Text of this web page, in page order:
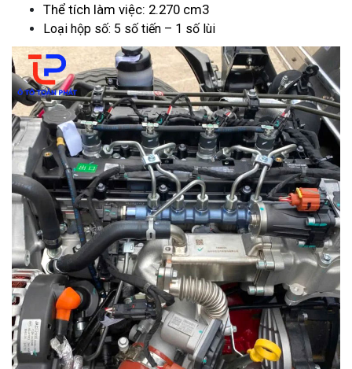
Thể tích làm việc: 2.270 cm3
Loại hộp số: 5 số tiến – 1 số lùi